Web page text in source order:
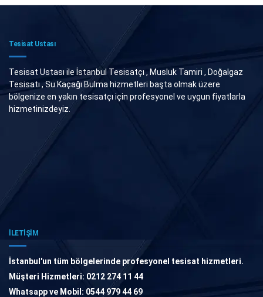
Tesisat Ustası
Tesisat Ustası ile İstanbul Tesisatçı , Musluk Tamiri , Doğalgaz
Tesisatı , Su Kaçağı Bulma hizmetleri başta olmak üzere
bölgenize en yakın tesisatçı için profesyonel ve uygun fiyatlarla
hizmetinizdeyiz.
İLETİŞİM
İstanbul'un tüm bölgelerinde profesyonel tesisat hizmetleri.
Müşteri Hizmetleri: 0212 274 11 44
Whatsapp ve Mobil: 0544 979 44 69